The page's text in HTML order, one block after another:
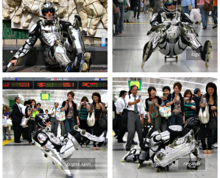
rest luge
gogos spin regards